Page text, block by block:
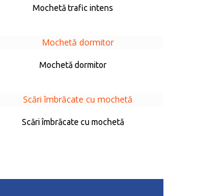
Mochetă trafic intens
Mochetă dormitor
Scări îmbrăcate cu mochetă